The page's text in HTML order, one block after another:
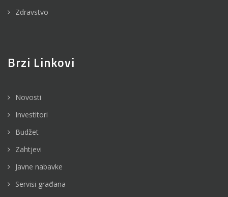
Zdravstvo
Brzi Linkovi
Novosti
Investitori
Budžet
Zahtjevi
Javne nabavke
Servisi građana